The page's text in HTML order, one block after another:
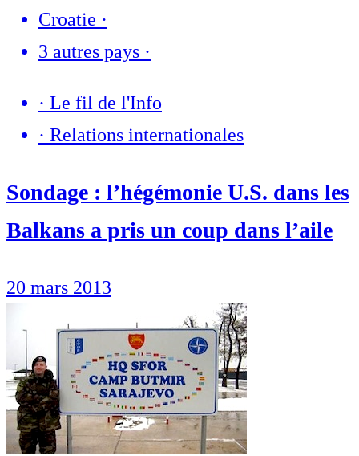
Croatie ·
3 autres pays ·
· Le fil de l'Info
· Relations internationales
Sondage : l’hégémonie U.S. dans les
Balkans a pris un coup dans l’aile
20 mars 2013